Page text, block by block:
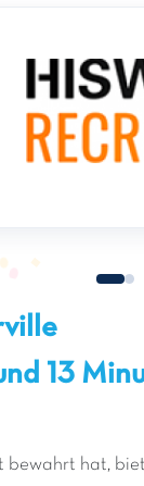
13
bewahrt hat,